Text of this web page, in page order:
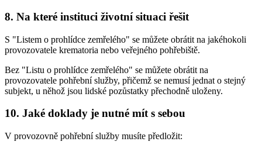
8. Na které instituci životní situaci řešit
S "Listem o prohlídce zemřelého" se můžete obrátit na jakéhokoli
provozovatele krematoria nebo veřejného pohřebiště.
Bez "Listu o prohlídce zemřelého" se můžete obrátit na
provozovatele pohřební služby, přičemž se nemusí jednat o stejný
subjekt, u něhož jsou lidské pozůstatky přechodně uloženy.
10. Jaké doklady je nutné mít s sebou
V provozovně pohřební služby musíte předložit: